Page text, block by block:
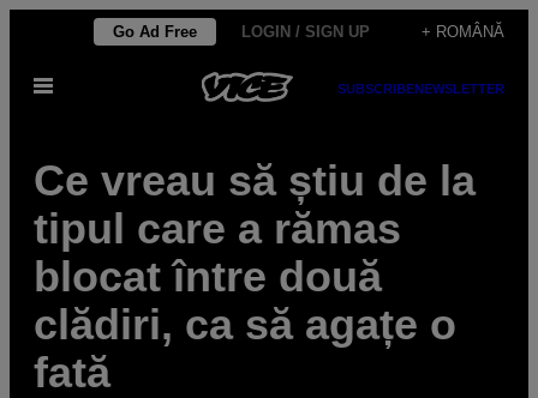
content
Go Ad Free LOGIN / SIGN UP + ROMÂNĂ
Open
SUBSCRIBENEWSLETTER
Ce vreau să știu de la
tipul care a rămas
blocat între două
clădiri, ca să agațe o
fată